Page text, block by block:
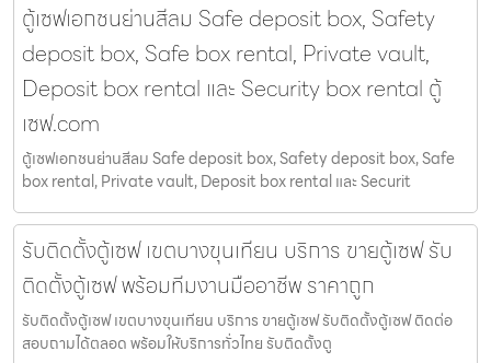
ตู้เซฟเอกชนย่านสีลม Safe deposit box, Safety
deposit box, Safe box rental, Private vault,
Deposit box rental และ Security box rental ตู้
เซฟ.com
ตู้เซฟเอกชนย่านสีลม Safe deposit box, Safety deposit box, Safe
box rental, Private vault, Deposit box rental และ Securit
รับติดตั้งตู้เซฟ เขตบางขุนเทียน บริการ ขายตู้เซฟ รับ
ติดตั้งตู้เซฟ พร้อมทีมงานมืออาชีพ ราคาถูก
รับติดตั้งตู้เซฟ เขตบางขุนเทียน บริการ ขายตู้เซฟ รับติดตั้งตู้เซฟ ติดต่อ
สอบถามได้ตลอด พร้อมให้บริการทั่วไทย รับติดตั้งตู